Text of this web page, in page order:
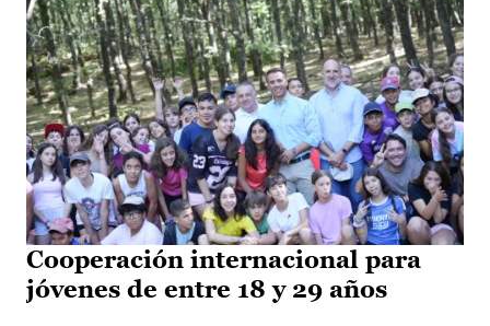
Cooperación internacional para
jóvenes de entre 18 y 29 años